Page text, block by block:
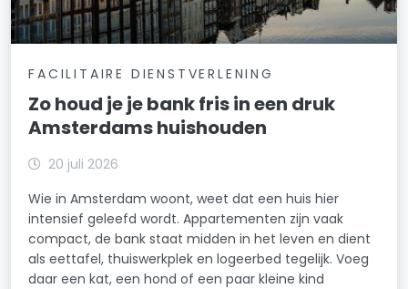
Nieuwe Pijp
Nieuwmarkt/Lastage
Noordelijke IJ-oevers-Oost
Noordelijke IJ-oevers-West
Omval/Overamstel
Oostelijke Eilanden/Kadijken
Oostelijk Havengebied
FACILITAIRE DIENSTVERLENING
Zo houd je je bank fris in een druk
Amsterdams huishouden
20 juli 2026
Wie in Amsterdam woont, weet dat een huis hier
intensief geleefd wordt. Appartementen zijn vaak
compact, de bank staat midden in het leven en dient
als eettafel, thuiswerkplek en logeerbed tegelijk. Voeg
daar een kat, een hond of een paar kleine kind